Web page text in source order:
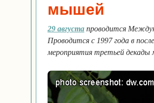
мышей
29 августа проводится
Проводится с 1997 года в
мероприятия третьей